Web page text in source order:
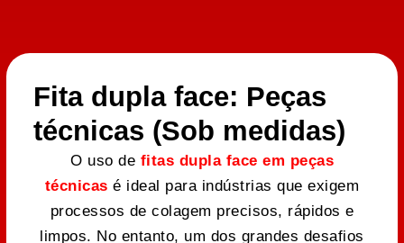
Fita dupla face: Peças
técnicas (Sob medidas)
O uso de fitas dupla face em peças
técnicas é ideal para indústrias que exigem
processos de colagem precisos, rápidos e
limpos. No entanto, um dos grandes desafios